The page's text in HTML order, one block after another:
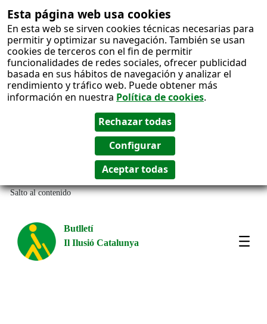
Esta página web usa cookies
En esta web se sirven cookies técnicas necesarias para
permitir y optimizar su navegación. También se usan
cookies de terceros con el fin de permitir
funcionalidades de redes sociales, ofrecer publicidad
basada en sus hábitos de navegación y analizar el
rendimiento y tráfico web. Puede obtener más
información en nuestra Política de cookies.
Salto al contenido
Butlletí
Il Ilusió Catalunya